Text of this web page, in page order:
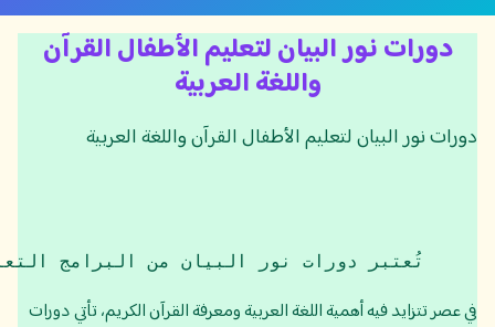
دورات نور البيان لتعليم الأطفال القرآن
واللغة العربية
دورات نور البيان لتعليم الأطفال القرآن واللغة العربية
تُعتبر دورات نور البيان من البرامج
في عصر تتزايد فيه أهمية اللغة العربية ومعرفة القرآن الكريم، تأتي دورات